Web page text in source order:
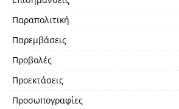
Παραπολιτική
Παρεμβάσεις
Προβολές
Προεκτάσεις
Προσωπογραφίες